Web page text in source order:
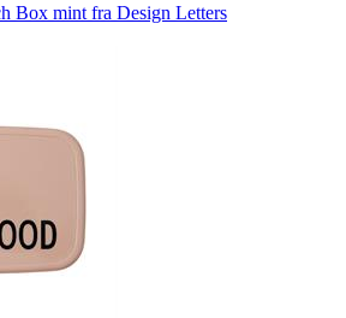
Box mint fra Design Letters